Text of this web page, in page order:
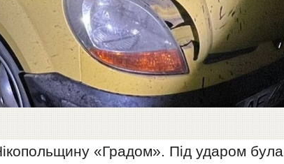
«Градом». Під ударом була